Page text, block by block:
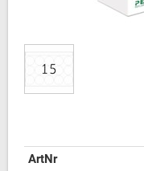
ArtNr